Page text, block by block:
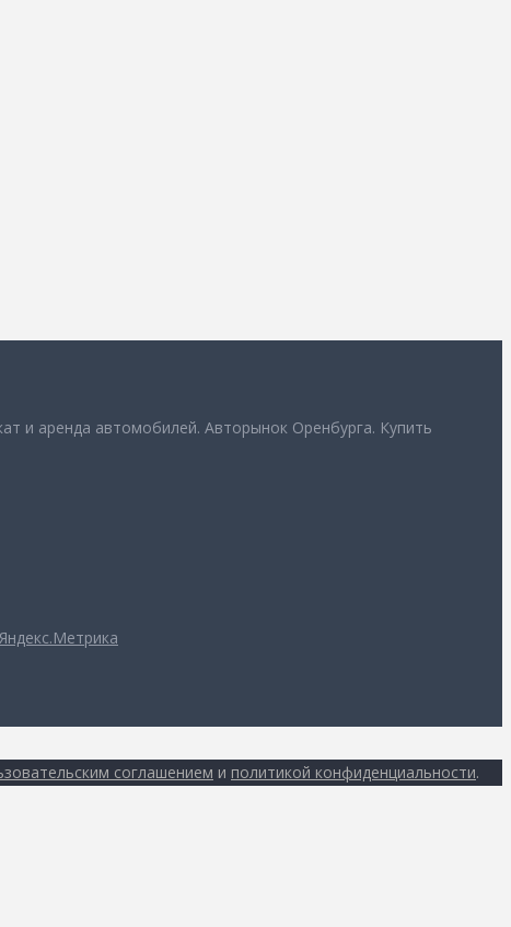
и аренда автомобилей. Авторынок Оренбурга. Купить
соглашением и политикой конфиденциальности.